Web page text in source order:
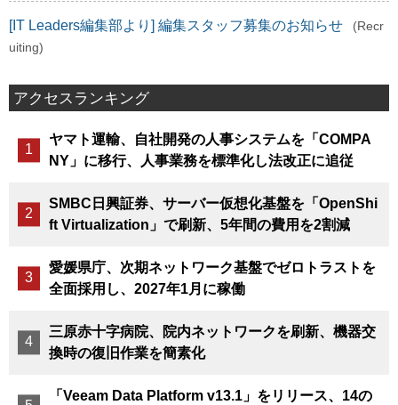
[IT Leaders編集部より] 編集スタッフ募集のお知らせ
(Recr
uiting)
アクセスランキング
ヤマト運輸、自社開発の人事システムを「COMPA
NY」に移行、人事業務を標準化し法改正に追従
SMBC日興証券、サーバー仮想化基盤を「OpenShi
ft Virtualization」で刷新、5年間の費用を2割減
愛媛県庁、次期ネットワーク基盤でゼロトラストを
全面採用し、2027年1月に稼働
三原赤十字病院、院内ネットワークを刷新、機器交
換時の復旧作業を簡素化
「Veeam Data Platform v13.1」をリリース、14の